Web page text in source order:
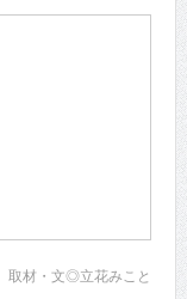
材・文◎立花みこと